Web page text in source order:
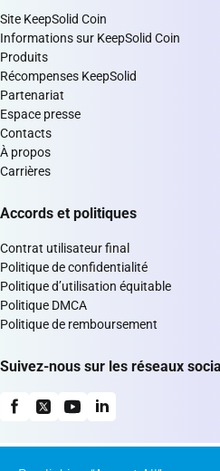
Site KeepSolid Coin
Informations sur KeepSolid Coin
Produits
Récompenses KeepSolid
Partenariat
Espace presse
Contacts
À propos
Carrières
Accords et politiques
Contrat utilisateur final
Politique de confidentialité
Politique d’utilisation équitable
Politique DMCA
Politique de remboursement
Suivez-nous sur les réseaux